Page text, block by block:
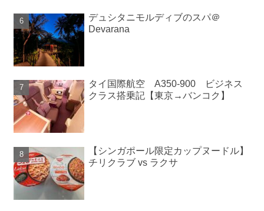
デュシタニモルディブのスパ＠
Devarana
タイ国際航空 A350-900 ビジネス
クラス搭乗記【東京→バンコク】
【シンガポール限定カップヌードル】
チリクラブ vs ラクサ